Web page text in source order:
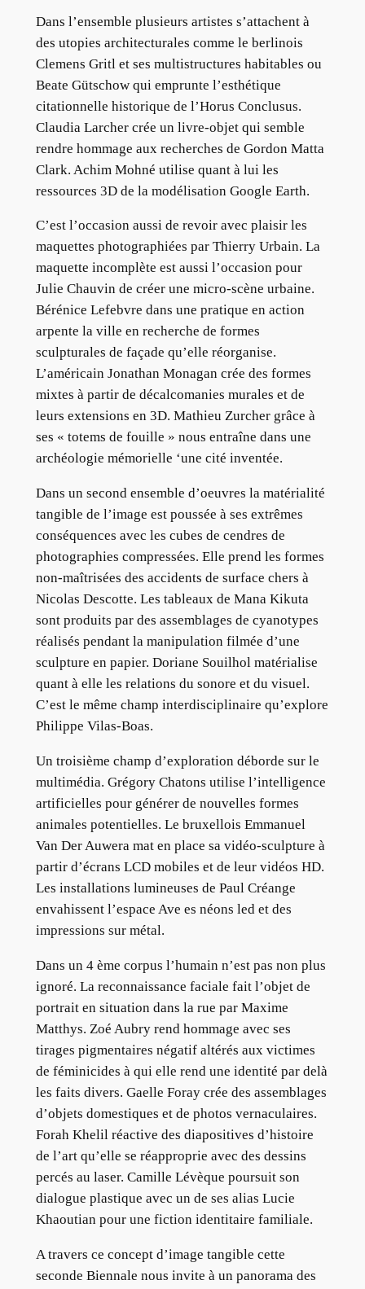
Dans l’ensemble plusieurs artistes s’attachent à
des utopies architecturales comme le berlinois
Clemens Gritl et ses multistructures habitables ou
Beate Gütschow qui emprunte l’esthétique
citationnelle historique de l’Horus Conclusus.
Claudia Larcher crée un livre-objet qui semble
rendre hommage aux recherches de Gordon Matta
Clark. Achim Mohné utilise quant à lui les
ressources 3D de la modélisation Google Earth.
C’est l’occasion aussi de revoir avec plaisir les
maquettes photographiées par Thierry Urbain. La
maquette incomplète est aussi l’occasion pour
Julie Chauvin de créer une micro-scène urbaine.
Bérénice Lefebvre dans une pratique en action
arpente la ville en recherche de formes
sculpturales de façade qu’elle réorganise.
L’américain Jonathan Monagan crée des formes
mixtes à partir de décalcomanies murales et de
leurs extensions en 3D. Mathieu Zurcher grâce à
ses « totems de fouille » nous entraîne dans une
archéologie mémorielle ‘une cité inventée.
Dans un second ensemble d’oeuvres la matérialité
tangible de l’image est poussée à ses extrêmes
conséquences avec les cubes de cendres de
photographies compressées. Elle prend les formes
non-maîtrisées des accidents de surface chers à
Nicolas Descotte. Les tableaux de Mana Kikuta
sont produits par des assemblages de cyanotypes
réalisés pendant la manipulation filmée d’une
sculpture en papier. Doriane Souilhol matérialise
quant à elle les relations du sonore et du visuel.
C’est le même champ interdisciplinaire qu’explore
Philippe Vilas-Boas.
Un troisième champ d’exploration déborde sur le
multimédia. Grégory Chatons utilise l’intelligence
artificielles pour générer de nouvelles formes
animales potentielles. Le bruxellois Emmanuel
Van Der Auwera mat en place sa vidéo-sculpture à
partir d’écrans LCD mobiles et de leur vidéos HD.
Les installations lumineuses de Paul Créange
envahissent l’espace Ave es néons led et des
impressions sur métal.
Dans un 4 ème corpus l’humain n’est pas non plus
ignoré. La reconnaissance faciale fait l’objet de
portrait en situation dans la rue par Maxime
Matthys. Zoé Aubry rend hommage avec ses
tirages pigmentaires négatif altérés aux victimes
de féminicides à qui elle rend une identité par delà
les faits divers. Gaelle Foray crée des assemblages
d’objets domestiques et de photos vernaculaires.
Forah Khelil réactive des diapositives d’histoire
de l’art qu’elle se réapproprie avec des dessins
percés au laser. Camille Lévèque poursuit son
dialogue plastique avec un de ses alias Lucie
Khaoutian pour une fiction identitaire familiale.
A travers ce concept d’image tangible cette
seconde Biennale nous invite à un panorama des